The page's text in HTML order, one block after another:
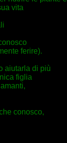
vita
ferire).
aiutarla di più
figlia
conosco,